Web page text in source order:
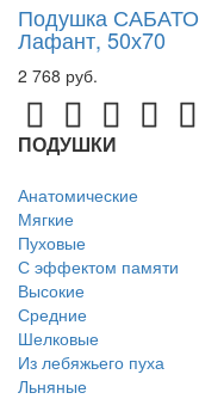
Подушка САБАТО
Лафант, 50х70
2 768 руб.
ПОДУШКИ
Анатомические
Мягкие
Пуховые
С эффектом памяти
Высокие
Средние
Шелковые
Из лебяжьего пуха
Льняные